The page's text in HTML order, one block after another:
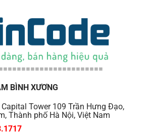
BÌNH XƯƠNG
Tower 109 Trần Hưng Đạo,
Thành phố Hà Nội, Việt Nam